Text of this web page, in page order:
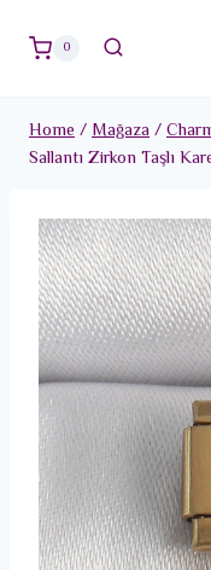
0
Home/Mağaza/
Sallantı Zirkon Taşlı